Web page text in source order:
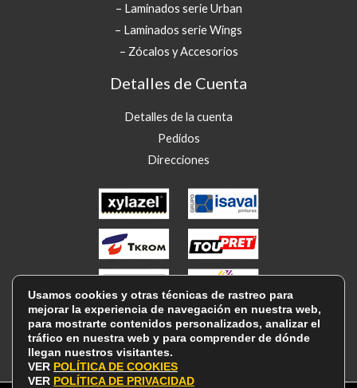
– Laminados serie Urban
– Laminados serie Wings
– Zócalos y Accesorios
Detalles de Cuenta
Detalles de la cuenta
Pedidos
Direcciones
Usamos cookies y otras técnicas de rastreo para
mejorar la experiencia de navegación en nuestra web,
para mostrarte contenidos personalizados, analizar el
tráfico en nuestra web y para comprender de dónde
llegan nuestros visitantes.
VER POLÍTICA DE COOKIES
VER POLÍTICA DE PRIVACIDAD